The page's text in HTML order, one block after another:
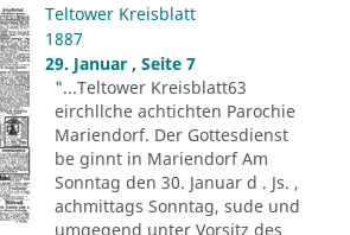
Teltower Kreisblatt
1887
29. Januar , Seite 7
"...Teltower Kreisblatt63
eirchllche achtichten Parochie
Mariendorf. Der Gottesdienst
be ginnt in Mariendorf Am
Sonntag den 30. Januar d . Js. ,
achmittags Sonntag, sude und
umgegend unter Vorsitz des